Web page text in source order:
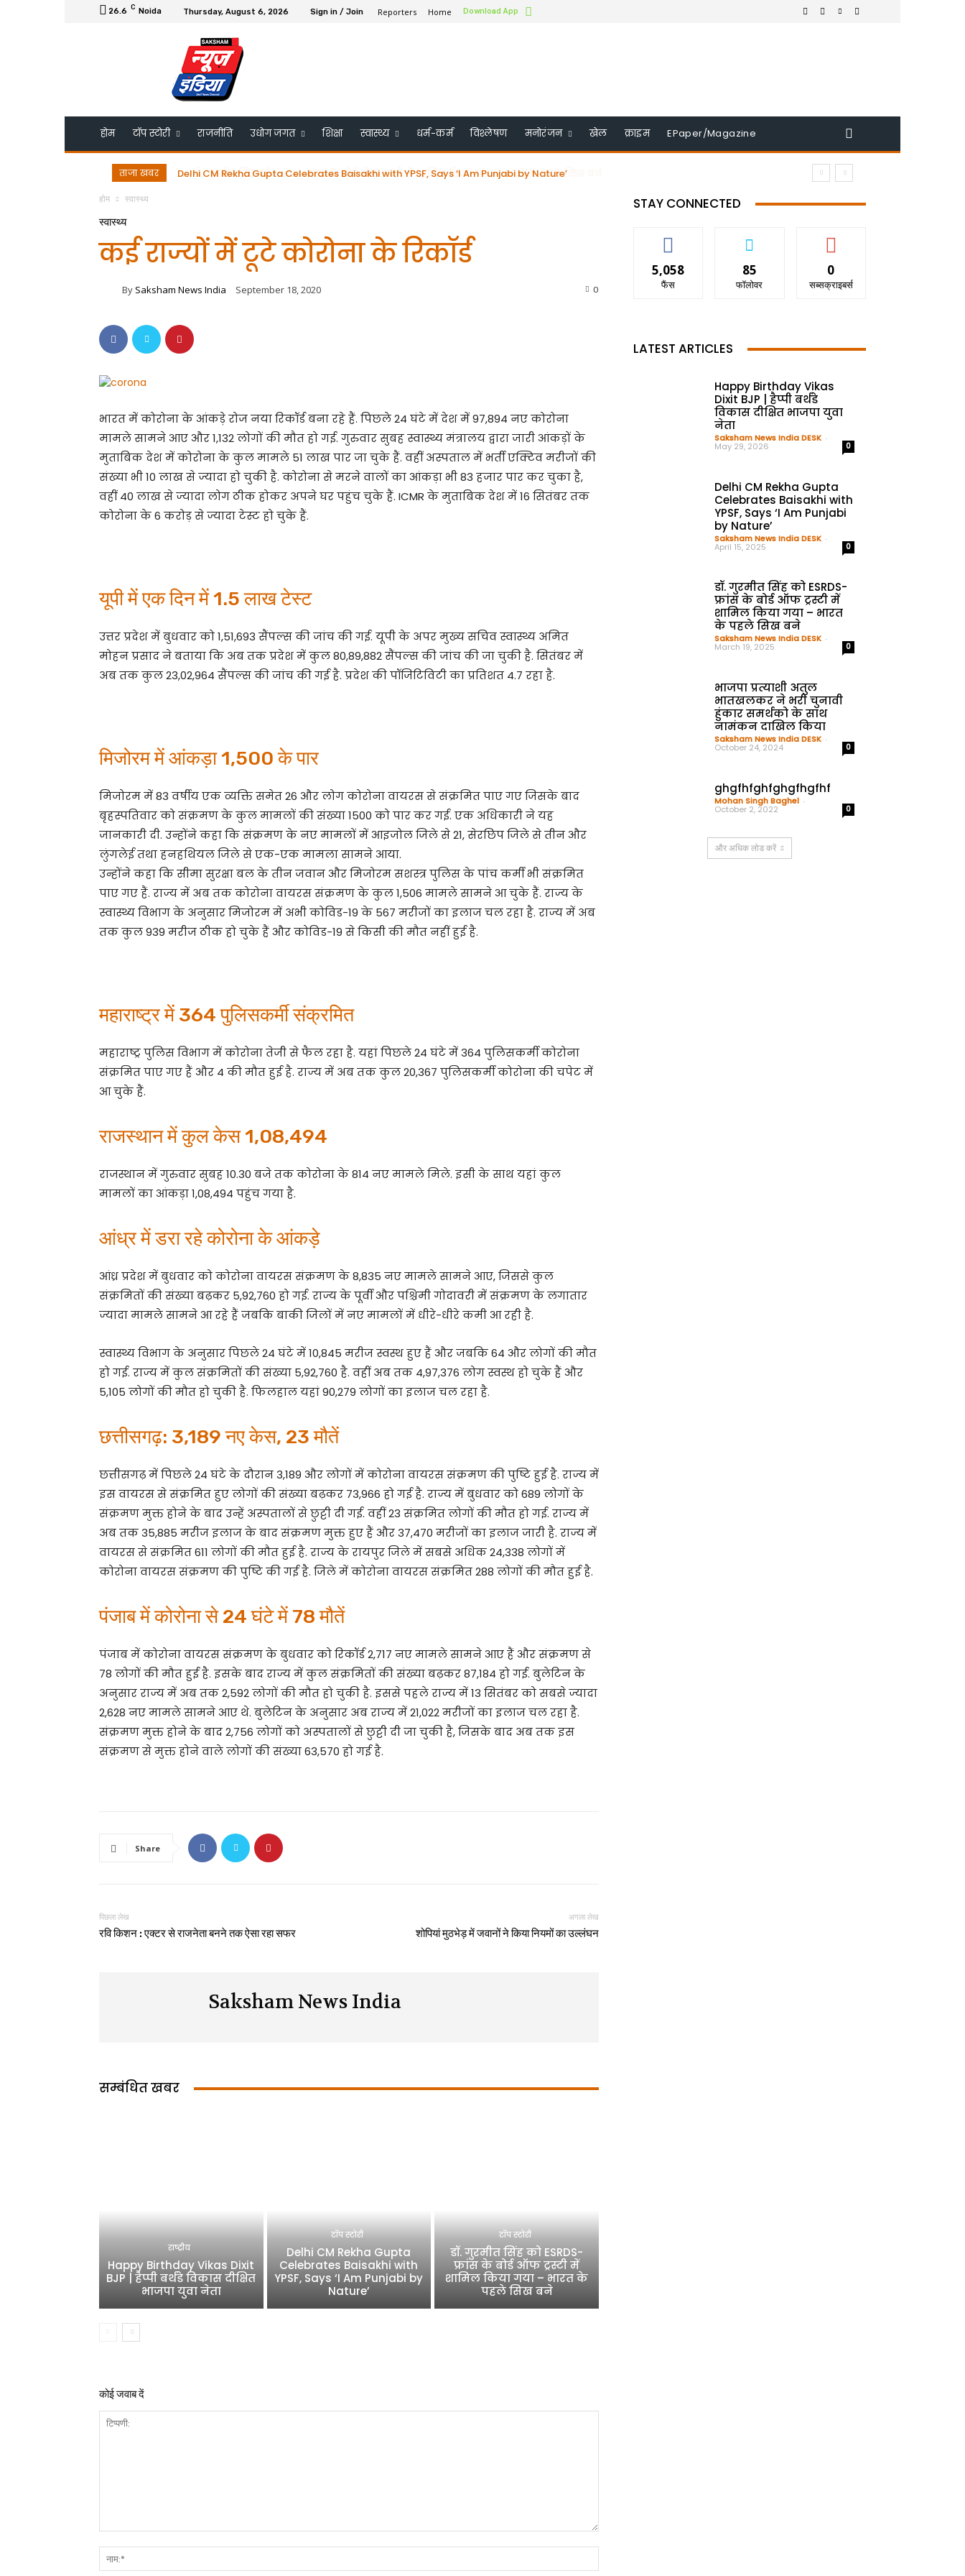
26.6 C Noida Thursday, August 6, 2026 Sign in / Join Reporters Home Download App
होम टॉप स्टोरी राजनीति उधोग जगत शिक्षा स्वास्थ्य धर्म-कर्म विश्लेषण मनोरंजन खेल क्राइम EPaper/Magazine
ताजा खबर डॉ. गुरमीत सिंह को ESRDS-फ्रांस के बोर्ड ऑफ ट्रस्टी में शामिल किया गया – भारत के पहले सिख बने
होम स्वास्थ्य
स्वास्थ्य
कई राज्यों में टूटे कोरोना के रिकॉर्ड
By Saksham News India September 18, 2020 0
भारत में कोरोना के आंकड़े रोज नया रिकॉर्ड बना रहे हैं. पिछले 24 घंटे में देश में 97,894 नए कोरोना
मामले सामने आए और 1,132 लोगों की मौत हो गई. गुरुवार सुबह स्वास्थ्य मंत्रालय द्वारा जारी आंकड़ों के
मुताबिक देश में कोरोना के कुल मामले 51 लाख पार जा चुके हैं. वहीं अस्पताल में भर्ती एक्टिव मरीजों की
संख्या भी 10 लाख से ज्यादा हो चुकी है. कोरोना से मरने वालों का आंकड़ा भी 83 हजार पार कर चुका है,
वहीं 40 लाख से ज्यादा लोग ठीक होकर अपने घर पहुंच चुके हैं. ICMR के मुताबिक देश में 16 सितंबर तक
कोरोना के 6 करोड़ से ज्यादा टेस्ट हो चुके हैं.
यूपी में एक दिन में 1.5 लाख टेस्ट
उत्तर प्रदेश में बुधवार को 1,51,693 सैंपल्स की जांच की गई. यूपी के अपर मुख्य सचिव स्वास्थ्य अमित
मोहन प्रसाद ने बताया कि अब तक प्रदेश में कुल 80,89,882 सैंपल्स की जांच की जा चुकी है. सितंबर में
अब तक कुल 23,02,964 सैंपल्स की जांच की गई है. प्रदेश की पॉजिटिविटी का प्रतिशत 4.7 रहा है.
मिजोरम में आंकड़ा 1,500 के पार
मिजोरम में 83 वर्षीय एक व्यक्ति समेत 26 और लोग कोरोना वायरस से संक्रमित पाए गए जिसके बाद
बृहस्पतिवार को संक्रमण के कुल मामलों की संख्या 1500 को पार कर गई. एक अधिकारी ने यह
जानकारी दी. उन्होंने कहा कि संक्रमण के नए मामलों में आइजोल जिले से 21, सेरछिप जिले से तीन और
लुंगलेई तथा हनहथियल जिले से एक-एक मामला सामने आया.
उन्होंने कहा कि सीमा सुरक्षा बल के तीन जवान और मिजोरम सशस्त्र पुलिस के पांच कर्मी भी संक्रमित
पाए गए हैं. राज्य में अब तक कोरोना वायरस संक्रमण के कुल 1,506 मामले सामने आ चुके हैं. राज्य के
स्वास्थ्य विभाग के अनुसार मिजोरम में अभी कोविड-19 के 567 मरीजों का इलाज चल रहा है. राज्य में अब
तक कुल 939 मरीज ठीक हो चुके हैं और कोविड-19 से किसी की मौत नहीं हुई है.
महाराष्ट्र में 364 पुलिसकर्मी संक्रमित
महाराष्ट्र पुलिस विभाग में कोरोना तेजी से फैल रहा है. यहां पिछले 24 घंटे में 364 पुलिसकर्मी कोरोना
संक्रमित पाए गए हैं और 4 की मौत हुई है. राज्य में अब तक कुल 20,367 पुलिसकर्मी कोरोना की चपेट में
आ चुके हैं.
राजस्थान में कुल केस 1,08,494
राजस्थान में गुरुवार सुबह 10.30 बजे तक कोरोना के 814 नए मामले मिले. इसी के साथ यहां कुल
मामलों का आंकड़ा 1,08,494 पहुंच गया है.
आंध्र में डरा रहे कोरोना के आंकड़े
आंध्र प्रदेश में बुधवार को कोरोना वायरस संक्रमण के 8,835 नए मामले सामने आए, जिससे कुल
संक्रमितों की संख्या बढ़कर 5,92,760 हो गई. राज्य के पूर्वी और पश्चिमी गोदावरी में संक्रमण के लगातार
ज्यादा मामले सामने आ रहे हैं जबकि बाकी जिलों में नए मामलों में धीरे-धीरे कमी आ रही है.
स्वास्थ्य विभाग के अनुसार पिछले 24 घंटे में 10,845 मरीज स्वस्थ हुए हैं और जबकि 64 और लोगों की मौत
हो गई. राज्य में कुल संक्रमितों की संख्या 5,92,760 है. वहीं अब तक 4,97,376 लोग स्वस्थ हो चुके हैं और
5,105 लोगों की मौत हो चुकी है. फिलहाल यहां 90,279 लोगों का इलाज चल रहा है.
छत्तीसगढ़: 3,189 नए केस, 23 मौतें
छत्तीसगढ़ में पिछले 24 घंटे के दौरान 3,189 और लोगों में कोरोना वायरस संक्रमण की पुष्टि हुई है. राज्य में
इस वायरस से संक्रमित हुए लोगों की संख्या बढ़कर 73,966 हो गई है. राज्य में बुधवार को 689 लोगों के
संक्रमण मुक्त होने के बाद उन्हें अस्पतालों से छुट्टी दी गई. वहीं 23 संक्रमित लोगों की मौत हो गई. राज्य में
अब तक 35,885 मरीज इलाज के बाद संक्रमण मुक्त हुए हैं और 37,470 मरीजों का इलाज जारी है. राज्य में
वायरस से संक्रमित 611 लोगों की मौत हुई है. राज्य के रायपुर जिले में सबसे अधिक 24,338 लोगों में
कोरोना वायरस संक्रमण की पुष्टि की गई है. जिले में कोरोना वायरस संक्रमित 288 लोगों की मौत हुई है.
पंजाब में कोरोना से 24 घंटे में 78 मौतें
पंजाब में कोरोना वायरस संक्रमण के बुधवार को रिकॉर्ड 2,717 नए मामले सामने आए हैं और संक्रमण से
78 लोगों की मौत हुई है. इसके बाद राज्य में कुल संक्रमितों की संख्या बढ़कर 87,184 हो गई. बुलेटिन के
अनुसार राज्य में अब तक 2,592 लोगों की मौत हो चुकी है. इससे पहले राज्य में 13 सितंबर को सबसे ज्यादा
2,628 नए मामले सामने आए थे. बुलेटिन के अनुसार अब राज्य में 21,022 मरीजों का इलाज चल रहा है.
संक्रमण मुक्त होने के बाद 2,756 लोगों को अस्पतालों से छुट्टी दी जा चुकी है, जिसके बाद अब तक इस
संक्रमण से मुक्त होने वाले लोगों की संख्या 63,570 हो गई है.
Share
पिछला लेख
रवि किशन : एक्टर से राजनेता बनने तक ऐसा रहा सफर
अगला लेख
शोपियां मुठभेड़ में जवानों ने किया नियमों का उल्लंघन
Saksham News India
सम्बंधित खबर
राष्ट्रीय
Happy Birthday Vikas Dixit
BJP | हैप्पी बर्थडे विकास दीक्षित
भाजपा युवा नेता
टॉप स्टोरी
Delhi CM Rekha Gupta
Celebrates Baisakhi with
YPSF, Says ‘I Am Punjabi by
Nature’
टॉप स्टोरी
डॉ. गुरमीत सिंह को ESRDS-
फ्रांस के बोर्ड ऑफ ट्रस्टी में
शामिल किया गया – भारत के
पहले सिख बने
कोई जवाब दें
STAY CONNECTED
5,058
फैंस
85
फॉलोवर
0
सब्सक्राइबर्स
LATEST ARTICLES
Happy Birthday Vikas
Dixit BJP | हैप्पी बर्थडे
विकास दीक्षित भाजपा युवा
नेता
Saksham News India DESK -
May 29, 2026 0
Delhi CM Rekha Gupta
Celebrates Baisakhi with
YPSF, Says ‘I Am Punjabi
by Nature’
Saksham News India DESK -
April 15, 2025 0
डॉ. गुरमीत सिंह को ESRDS-
फ्रांस के बोर्ड ऑफ ट्रस्टी में
शामिल किया गया – भारत
के पहले सिख बने
Saksham News India DESK -
March 19, 2025 0
भाजपा प्रत्याशी अतुल
भातखलकर ने भरी चुनावी
हुंकार समर्थको के साथ
नामंकन दाखिल किया
Saksham News India DESK -
October 24, 2024 0
ghgfhfghfghgfhgfhf
Mohan Singh Baghel -
October 2, 2022 0
और अधिक लोड करें